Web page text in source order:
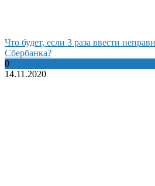
Что будет, если 3 раза ввести
Сбербанка?
0
14.11.2020